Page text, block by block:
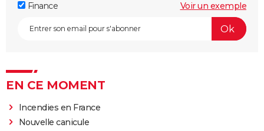
Finance Voir un exemple
EN CE MOMENT
Incendies en France
Nouvelle canicule